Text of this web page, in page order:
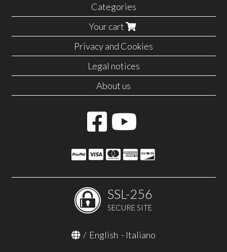
Categories
Your cart
Privacy and Cookies
Legal notices
About us
SSL-256
SECURE SITE
/ English - Italiano